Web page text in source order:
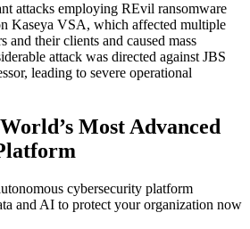
attacks employing REvil ransomware
Kaseya VSA, which affected multiple
and their clients and caused mass
attack was directed against JBS
leading to severe operational
Most Advanced
cybersecurity platform
and AI to protect your organization now